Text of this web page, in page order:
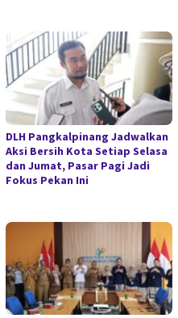
DLH Pangkalpinang Jadwalkan
Aksi Bersih Kota Setiap Selasa
dan Jumat, Pasar Pagi Jadi
Fokus Pekan Ini